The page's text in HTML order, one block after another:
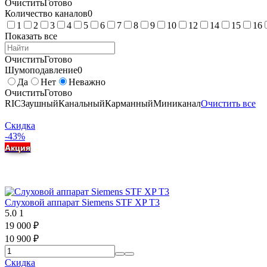
ОчиститьГотово
Количество каналов0
1
2 3 4 5 6 7 8 9 10 12 14 15 16
Показать все
ОчиститьГотово
Шумоподавление0
Да
Нет
Неважно
ОчиститьГотово
RICЗаушныйКанальныйКарманныйМиниканалОчистить все
Скидка
-43%
Акция
Слуховой аппарат Siemens STF XP T3
5.0 1
19 000 ₽
10 900 ₽
Скидка